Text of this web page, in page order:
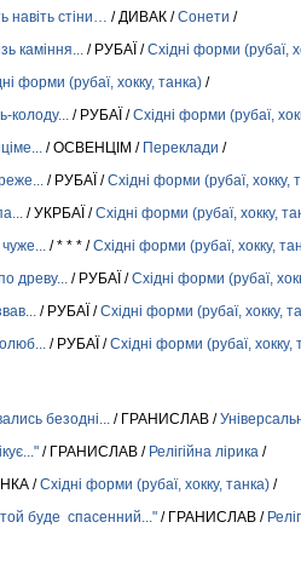
навіть стіни… / ДИВАК /Сонети /
каміння... / РУБАЇ /Східні форми (рубаї,
форми (рубаї, хокку, танка) /
/ РУБАЇ /Східні форми (рубаї,
/ ОСВЕНЦІМ / Переклади /
/ РУБАЇ /Східні форми (рубаї, хокку,
/ УКРБАЇ /Східні форми (рубаї, хокку,
/ * * * /Східні форми (рубаї, хокку,
древу... / РУБАЇ /Східні форми (рубаї,
/ РУБАЇ /Східні форми (рубаї, хокку,
/ РУБАЇ /Східні форми (рубаї, хокку,
безодні... / ГРАНИСЛАВ /
/ ГРАНИСЛАВ / Релігійна лірика /
/Східні форми (рубаї, хокку, танка) /
буде спасенний..." / ГРАНИСЛАВ /